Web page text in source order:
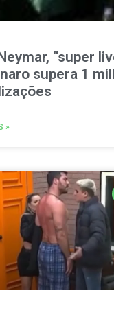
“super
supera 1
»